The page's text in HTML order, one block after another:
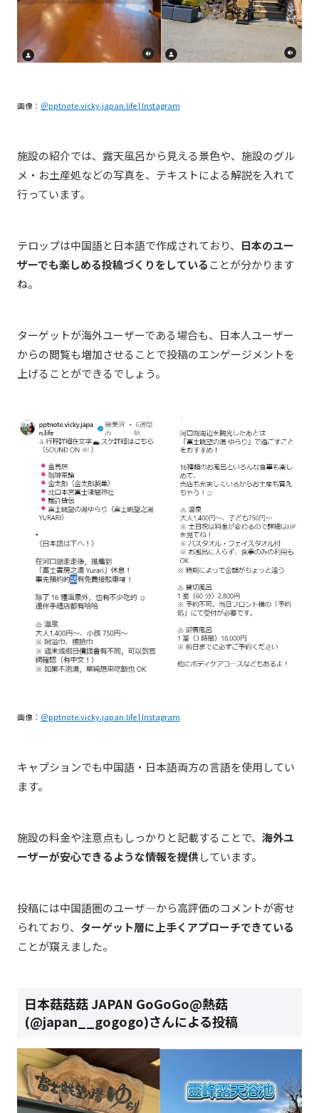
画像： ＠pptnote.vicky.japan.life | Instagram
施設の紹介では、露天風呂から見える景色や、施設のグル
メ・お土産処などの写真を、テキストによる解説を入れて
行っています。
テロップは中国語と日本語で作成されており、 日本のユー
ザーでも楽しめる投稿づくりをしていることが分かります
ね。
ターゲットが海外ユーザーである場合も、日本人ユーザー
からの閲覧も増加させることで投稿のエンゲージメントを
上げることができるでしょう。
画像： ＠pptnote.vicky.japan.life | Instagram
キャプションでも中国語・日本語両方の言語を使用してい
ます。
施設の料金や注意点もしっかりと記載することで、 海外ユ
ーザーが安心できるような情報を提供しています。
投稿には中国語圏のユーザ―から高評価のコメントが寄せ
られており、 ターゲット層に上手くアプローチできている
ことが窺えました。
日本菇菇菇 JAPAN GoGoGo@熱菇
(@japan__gogogo)さんによる投稿